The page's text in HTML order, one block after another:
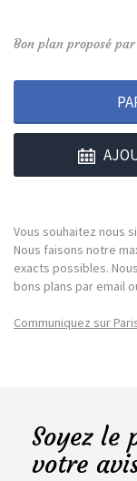
Bon plan proposé
Vous souhaitez nous
Nous faisons notre
exacts possibles.
bons plans par email
Communiquez sur
Soyez le
votre